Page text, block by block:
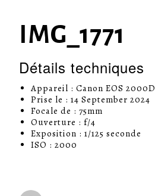
IMG_1771
Détails techniques
Appareil : Canon EOS 2000D
Prise le : 14 September 2024
Focale de : 75mm
Ouverture : f/4
Exposition : 1/125 seconde
ISO : 2000